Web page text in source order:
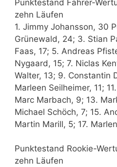
Punktestand Fahrer-
zehn Läufen
1. Jimmy Johansson, 30
Grünewald, 24; 3. Stian
Faas, 17; 5. Andreas
Nygaard, 15; 7. Niclas
Walter, 13; 9. Constantin
Marleen Seilheimer, 11;
Marc Marbach, 9; 13.
Michael Schöch, 7; 15.
Martin Marill, 5; 17.
Punktestand Rookie-
zehn Läufen